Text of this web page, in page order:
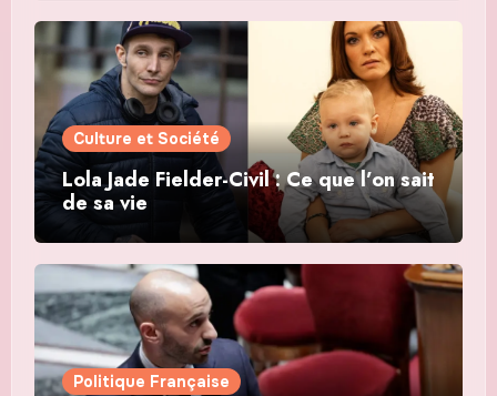
Culture et Société
Lola Jade Fielder-Civil : Ce que l’on sait
de sa vie
Politique Française